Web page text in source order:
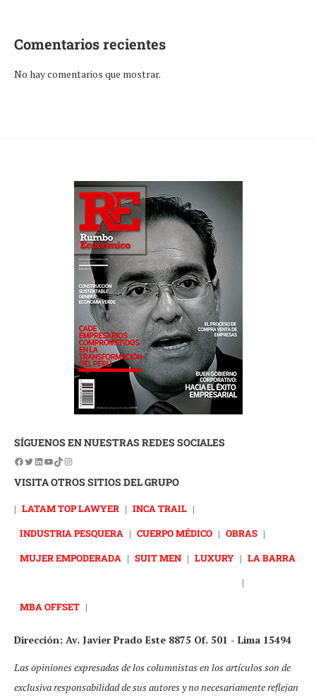
Comentarios recientes
No hay comentarios que mostrar.
SÍGUENOS EN NUESTRAS REDES SOCIALES
VISITA OTROS SITIOS DEL GRUPO
| LATAM TOP LAWYER | INCA TRAIL |
INDUSTRIA PESQUERA | CUERPO MÉDICO | OBRAS |
MUJER EMPODERADA | SUIT MEN | LUXURY | LA BARRA
|
MBA OFFSET |
Dirección: Av. Javier Prado Este 8875 Of. 501 - Lima 15494
Las opiniones expresadas de los columnistas en los artículos son de
exclusiva responsabilidad de sus autores y no necesariamente reflejan